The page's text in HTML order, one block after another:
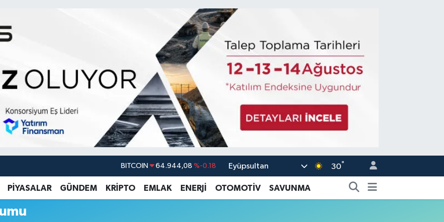
BITCOIN 64.944,08 %-0.18
DOLAR 47,7436 %0.18
EURO 55,2510 %0.32
Eyüpsultan 30°
PİYASALAR GÜNDEM KRİPTO EMLAK ENERJİ OTOMOTİV SAVUNMA